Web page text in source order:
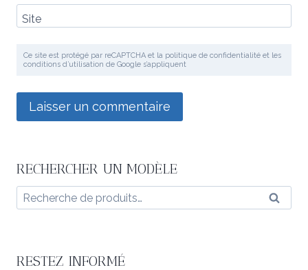
Site
Ce site est protégé par reCAPTCHA et la politique de confidentialité et les
conditions d’utilisation de Google s’appliquent
RECHERCHER UN MODÈLE
Recherche
pour :
RESTEZ INFORMÉ